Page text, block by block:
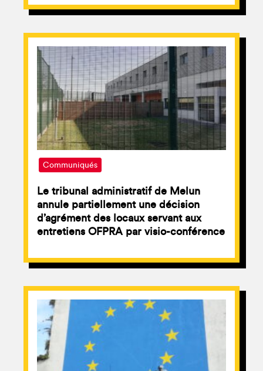
Communiqués
Le tribunal administratif de Melun
annule partiellement une décision
d’agrément des locaux servant aux
entretiens OFPRA par visio-conférence